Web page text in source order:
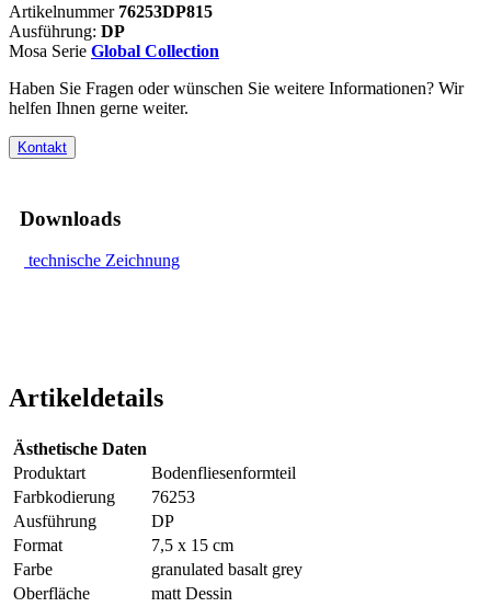
Artikelnummer 76253DP815
Ausführung: DP
Mosa Serie Global Collection
Haben Sie Fragen oder wünschen Sie weitere Informationen? Wir
helfen Ihnen gerne weiter.
Kontakt
Downloads
technische Zeichnung
Artikeldetails
Ästhetische Daten
Produktart
Bodenfliesenformteil
Farbkodierung
76253
Ausführung
DP
Format
7,5 x 15 cm
Farbe
granulated basalt grey
Oberfläche
matt Dessin